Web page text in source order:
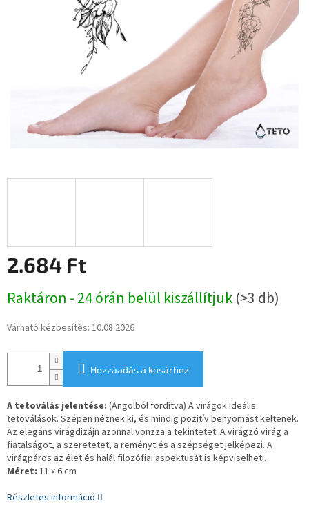
2.684 Ft
Raktáron - 24 órán belül kiszállítjuk(>3 db)
Várható kézbesítés: 10.08.2026
Hozzáadás a kosárhoz
A tetoválás jelentése: (Angolból fordítva) A virágok ideális
tetoválások. Szépen néznek ki, és mindig pozitív benyomást keltenek.
Az elegáns virágdizájn azonnal vonzza a tekintetet. A virágzó virág a
fiatalságot, a szeretetet, a reményt és a szépséget jelképezi. A
virágpáros az élet és halál filozófiai aspektusát is képviselheti.
Méret: 11 x 6 cm
Részletes információ